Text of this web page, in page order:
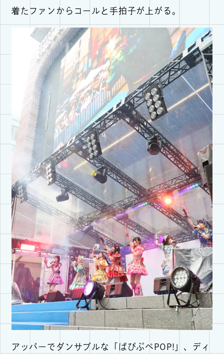
着たファンからコールと手拍子が上がる。
アッパーでダンサブルな「ぱぴぷぺPOP!」、ディ